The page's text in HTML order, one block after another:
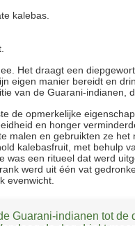
kalebas.
Het draagt een
eigen manier bereidt en
van de Guarani-indianen,
de opmerkelijke
en honger
malen en gebruikten ze
kalebasfruit, met behulp
was een ritueel dat werd
werd uit één vat
evenwicht.
Guarani-indianen tot